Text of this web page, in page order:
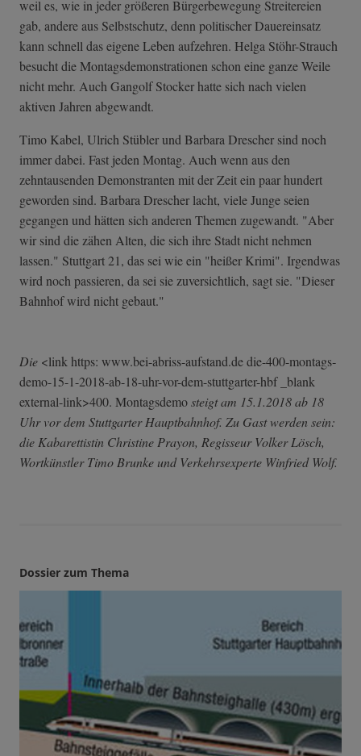
weil es, wie in jeder größeren Bürgerbewegung Streitereien
gab, andere aus Selbstschutz, denn politischer Dauereinsatz
kann schnell das eigene Leben aufzehren. Helga Stöhr-Strauch
besucht die Montagsdemonstrationen schon eine ganze Weile
nicht mehr. Auch Gangolf Stocker hatte sich nach vielen
aktiven Jahren abgewandt.
Timo Kabel, Ulrich Stübler und Barbara Drescher sind noch
immer dabei. Fast jeden Montag. Auch wenn aus den
zehntausenden Demonstranten mit der Zeit ein paar hundert
geworden sind. Barbara Drescher lacht, viele Junge seien
gegangen und hätten sich anderen Themen zugewandt. "Aber
wir sind die zähen Alten, die sich ihre Stadt nicht nehmen
lassen." Stuttgart 21, das sei wie ein "heißer Krimi". Irgendwas
wird noch passieren, da sei sie zuversichtlich, sagt sie. "Dieser
Bahnhof wird nicht gebaut."
Die <link https: www.bei-abriss-aufstand.de die-400-montags­
demo-15-1-2018-­ab-18-uhr-vor-d­em-stuttgarter-­hbf _blank
external-link>400. Montagsdemosteigt am 15.1.2018 ab 18
Uhr vor dem Stuttgarter Hauptbahnhof. Zu Gast werden sein:
die Kabarettistin Christine Prayon, Regisseur Volker Lösch,
Wortkünstler Timo Brunke und Verkehrsexperte Winfried Wolf.
Dossier zum Thema